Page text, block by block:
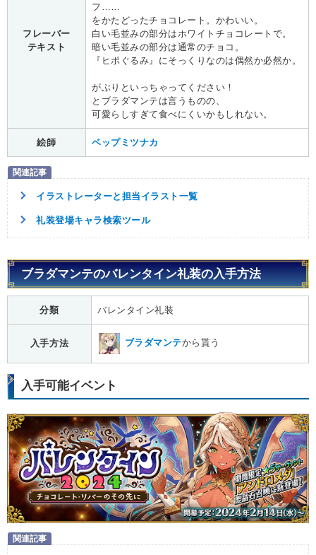
フレーバー
テキスト
フ……
をかたどったチョコレート。かわいい。
白い毛並みの部分はホワイトチョコレートで。
暗い毛並みの部分は通常のチョコ。
『ヒポぐるみ』にそっくりなのは偶然か必然か。
がぶりといっちゃってください！
とブラダマンテは言うものの、
可愛らしすぎて食べにくいかもしれない。
絵師 ベップミツナカ
イラストレーターと担当イラスト一覧
礼装登場キャラ検索ツール
ブラダマンテのバレンタイン礼装の入手方法
分類 バレンタイン礼装
入手方法 ブラダマンテから貰う
入手可能イベント